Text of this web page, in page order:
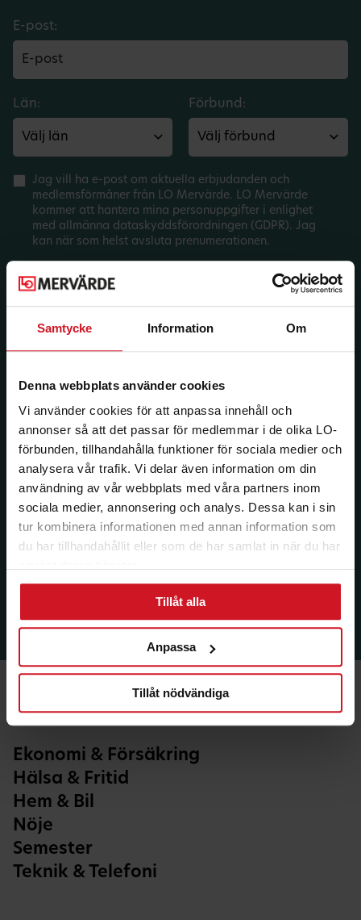
Samtycke Information Om
Denna webbplats använder cookies
Vi använder cookies för att anpassa innehåll och
annonser så att det passar för medlemmar i de olika LO-
förbunden, tillhandahålla funktioner för sociala medier och
analysera vår trafik. Vi delar även information om din
användning av vår webbplats med våra partners inom
sociala medier, annonsering och analys. Dessa kan i sin
tur kombinera informationen med annan information som
du har tillhandahållit eller som de har samlat in när du har
Tillåt alla
Anpassa
Tillåt nödvändiga
E-post:
Län: Förbund:
Jag vill ha e-post om aktuella erbjudanden och
medlemsförmåner från LO Mervärde. LO Mervärde
kommer att hantera mina personuppgifter i enlighet
med allmänna dataskyddsförordningen (GDPR). Jag
kan när som helst avsluta prenumerationen.
Ekonomi & Försäkring
Hälsa & Fritid
Hem & Bil
Nöje
Semester
Teknik & Telefoni